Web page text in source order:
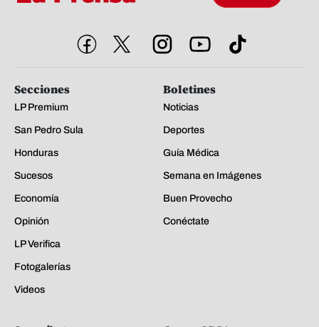
Secciones
LP Premium
San Pedro Sula
Honduras
Sucesos
Economía
Opinión
LP Verifica
Fotogalerías
Videos
Boletines
Noticias
Deportes
Guía Médica
Semana en Imágenes
Buen Provecho
Conéctate